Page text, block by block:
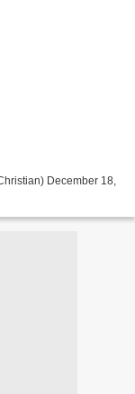
December 18,